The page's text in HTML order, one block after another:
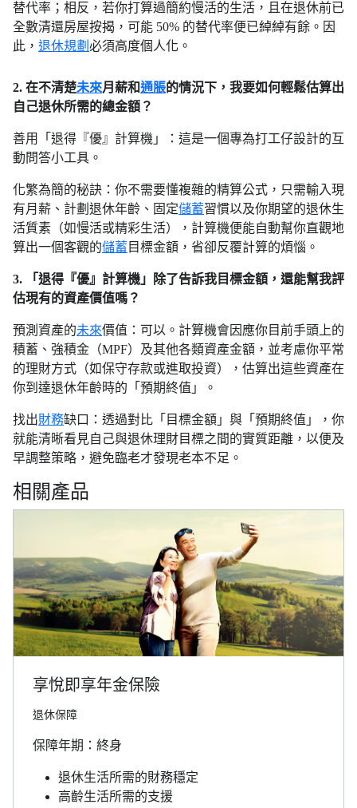
替代率；相反，若你打算過簡約慢活的生活，且在退休前已
全數清還房屋按揭，可能 50% 的替代率便已綽綽有餘。因
此， 退休規劃 必須高度個人化。
2. 在不清楚未來月薪和通脹的情況下，我要如何輕鬆估算出
自己退休所需的總金額？
善用「退得『優』計算機」：這是一個專為打工仔設計的互
動問答小工具。
化繁為簡的秘訣：你不需要懂複雜的精算公式，只需輸入現
有月薪、計劃退休年齡、固定儲蓄習慣以及你期望的退休生
活質素（如慢活或精彩生活），計算機便能自動幫你直觀地
算出一個客觀的儲蓄 目標金額，省卻反覆計算的煩惱。
3. 「退得『優』計算機」除了告訴我目標金額，還能幫我評
估現有的資產價值嗎？
預測資產的未來價值：可以。計算機會因應你目前手頭上的
積蓄、強積金（MPF）及其他各類資產金額，並考慮你平常
的理財方式（如保守存款或進取投資），估算出這些資產在
你到達退休年齡時的「預期終值」。
找出財務缺口：透過對比「目標金額」與「預期終值」，你
就能清晰看見自己與退休理財目標之間的實質距離，以便及
早調整策略，避免臨老才發現老本不足。
相關產品
享悅即享年金保險
退休保障
保障年期：終身
退休生活所需的財務穩定
高齡生活所需的支援